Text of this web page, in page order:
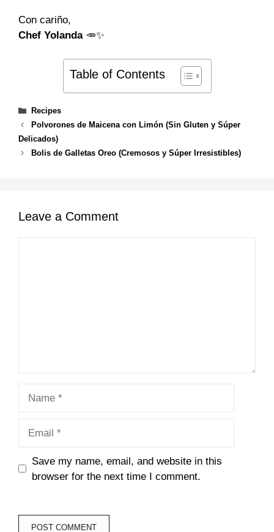
Con cariño,
Chef Yolanda🥕✨
Table of Contents
Categories
Recipes
Polvorones de Maicena con Limón (Sin Gluten y Súper
Delicados)
Bolis de Galletas Oreo (Cremosos y Súper Irresistibles)
Leave a Comment
Save my name, email, and website in this
browser for the next time I comment.